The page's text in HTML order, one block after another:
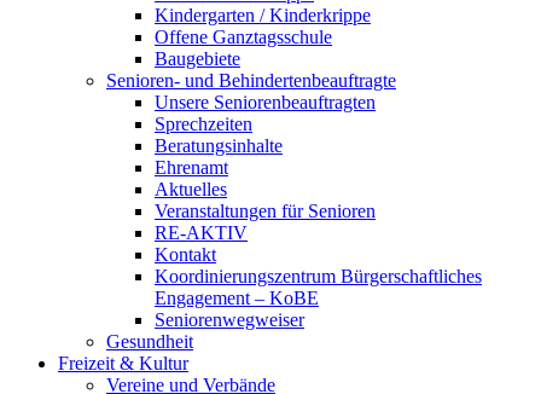
Kindergarten / Kinderkrippe
Offene Ganztagsschule
Baugebiete
Senioren- und Behindertenbeauftragte
Unsere Seniorenbeauftragten
Sprechzeiten
Beratungsinhalte
Ehrenamt
Aktuelles
Veranstaltungen für Senioren
RE-AKTIV
Kontakt
Koordinierungszentrum Bürgerschaftliches
Engagement – KoBE
Seniorenwegweiser
Gesundheit
Freizeit & Kultur
Vereine und Verbände